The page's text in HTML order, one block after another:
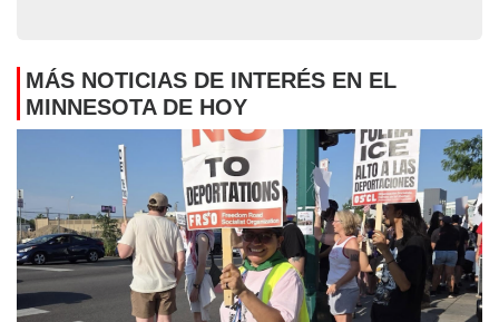
MÁS NOTICIAS DE INTERÉS EN EL
MINNESOTA DE HOY